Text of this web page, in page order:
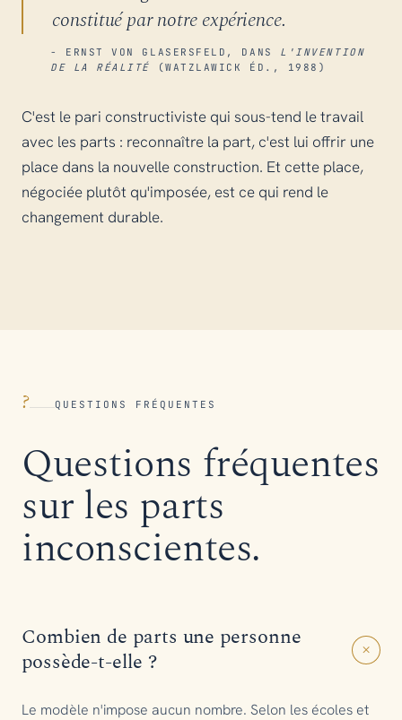
constitué par notre expérience.
- ERNST VON GLASERSFELD, DANS L'INVENTION
DE LA RÉALITÉ (WATZLAWICK ÉD., 1988)
C'est le pari constructiviste qui sous-tend le travail
avec les parts : reconnaître la part, c'est lui offrir une
place dans la nouvelle construction. Et cette place,
négociée plutôt qu'imposée, est ce qui rend le
changement durable.
? QUESTIONS FRÉQUENTES
Questions fréquentes
sur les parts
inconscientes.
Combien de parts une personne
possède-t-elle ?
+
Le modèle n'impose aucun nombre. Selon les écoles et